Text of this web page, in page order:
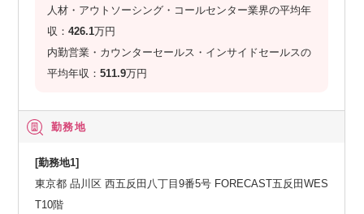
人材・アウトソーシング・コールセンター業界の平均年
収：426.1万円
内勤営業・カウンターセールス・インサイドセールスの
平均年収：511.9万円
勤務地
[勤務地1]
東京都 品川区 西五反田八丁目9番5号 FORECAST五反田WES
T10階